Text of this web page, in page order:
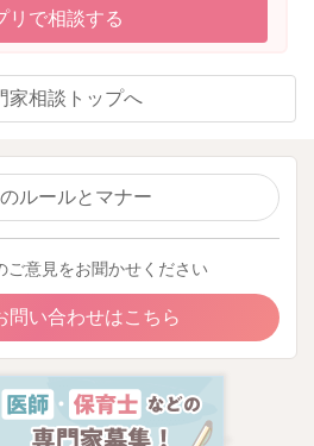
リで相談する
家相談トップへ
ルールとマナー
ご意見をお聞かせください
問い合わせはこちら